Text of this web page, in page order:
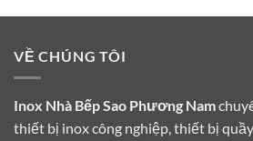
VỀ CHÚNG TÔI
Inox Nhà Bếp Sao Phương Nam
thiết bị inox công nghiệp, thiết bị